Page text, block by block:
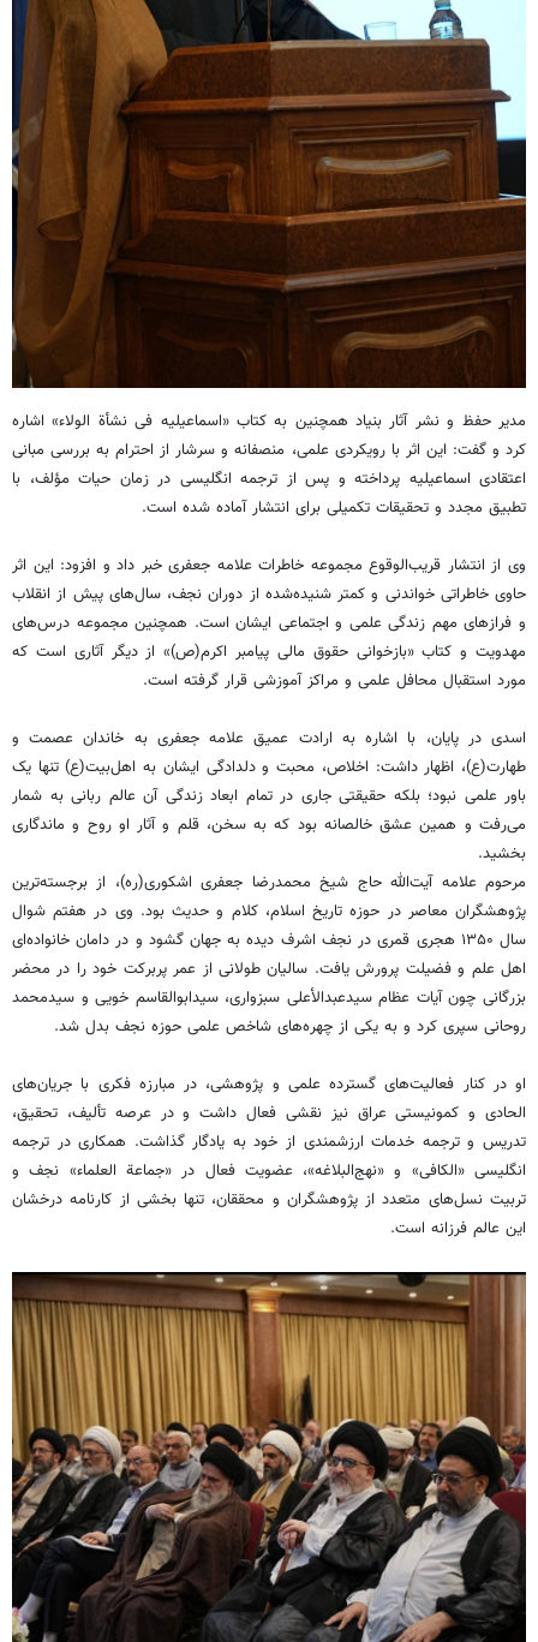
مدیر حفظ و نشر آثار بنیاد همچنین به کتاب «اسماعیلیه فی نشأة الولاء» اشاره
کرد و گفت: این اثر با رویکردی علمی، منصفانه و سرشار از احترام به بررسی مبانی
اعتقادی اسماعیلیه پرداخته و پس از ترجمه انگلیسی در زمان حیات مؤلف، با
تطبیق مجدد و تحقیقات تکمیلی برای انتشار آماده شده است.
وی از انتشار قریب‌الوقوع مجموعه خاطرات علامه جعفری خبر داد و افزود: این اثر
حاوی خاطراتی خواندنی و کمتر شنیده‌شده از دوران نجف، سال‌های پیش از انقلاب
و فرازهای مهم زندگی علمی و اجتماعی ایشان است. همچنین مجموعه درس‌های
مهدویت و کتاب «بازخوانی حقوق مالی پیامبر اکرم(ص)» از دیگر آثاری است که
مورد استقبال محافل علمی و مراکز آموزشی قرار گرفته است.
اسدی در پایان، با اشاره به ارادت عمیق علامه جعفری به خاندان عصمت و
طهارت(ع)، اظهار داشت: اخلاص، محبت و دلدادگی ایشان به اهل‌بیت(ع) تنها یک
باور علمی نبود؛ بلکه حقیقتی جاری در تمام ابعاد زندگی آن عالم ربانی به شمار
می‌رفت و همین عشق خالصانه بود که به سخن، قلم و آثار او روح و ماندگاری
بخشید.
مرحوم علامه آیت‌الله حاج شیخ محمدرضا جعفری اشکوری(ره)، از برجسته‌ترین
پژوهشگران معاصر در حوزه تاریخ اسلام، کلام و حدیث بود. وی در هفتم شوال
سال ۱۳۵۰ هجری قمری در نجف اشرف دیده به جهان گشود و در دامان خانواده‌ای
اهل علم و فضیلت پرورش یافت. سالیان طولانی از عمر پربرکت خود را در محضر
بزرگانی چون آیات عظام سیدعبدالأعلی سبزواری، سیدابوالقاسم خویی و سیدمحمد
روحانی سپری کرد و به یکی از چهره‌های شاخص علمی حوزه نجف بدل شد.
او در کنار فعالیت‌های گسترده علمی و پژوهشی، در مبارزه فکری با جریان‌های
الحادی و کمونیستی عراق نیز نقشی فعال داشت و در عرصه تألیف، تحقیق،
تدریس و ترجمه خدمات ارزشمندی از خود به یادگار گذاشت. همکاری در ترجمه
انگلیسی «الکافی» و «نهج‌البلاغه»، عضویت فعال در «جماعة العلماء» نجف و
تربیت نسل‌های متعدد از پژوهشگران و محققان، تنها بخشی از کارنامه درخشان
این عالم فرزانه است.